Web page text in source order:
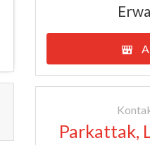
Parkattak,